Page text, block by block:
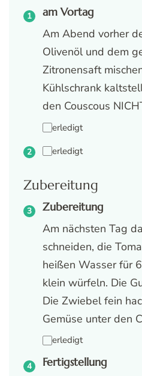
am Vortag
Am Abend vorher
Olivenöl und dem
Zitronensaft
Kühlschrank
den Couscous
erledigt
erledigt
Zubereitung
Zubereitung
Am nächsten Tag
schneiden, die
heißen Wasser für
klein würfeln. Die
Die Zwiebel fein
Gemüse unter den
erledigt
Fertigstellung